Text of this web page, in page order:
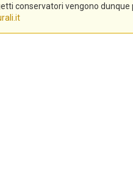
conservatori vengono